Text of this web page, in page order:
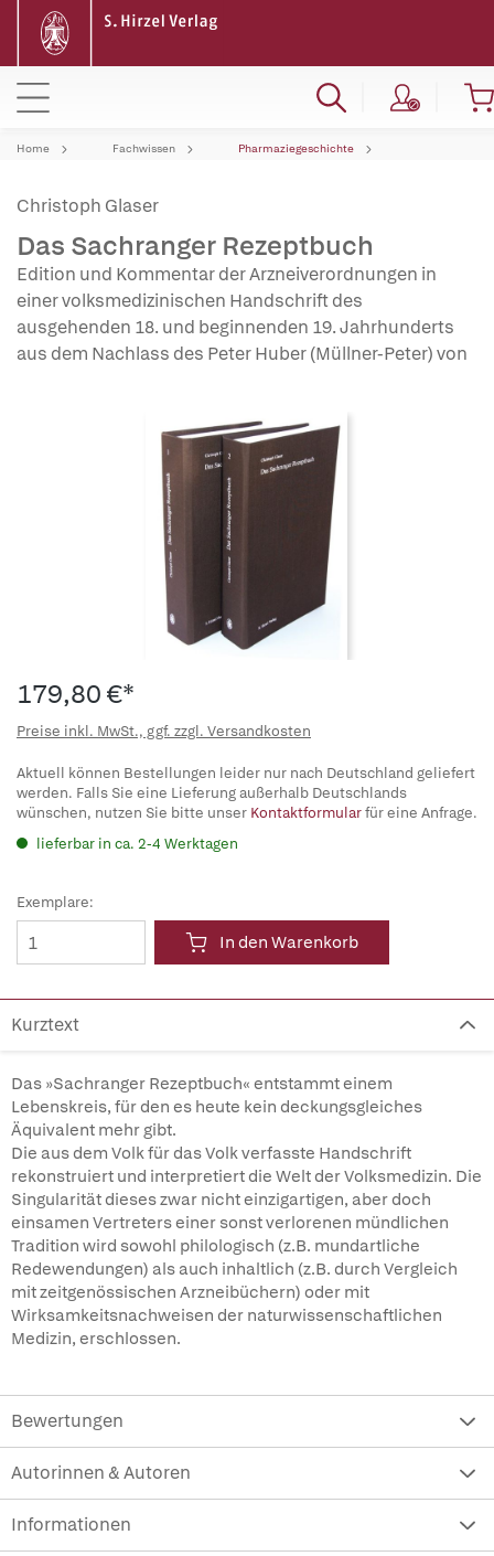
Home Fachwissen Pharmaziegeschichte
Christoph Glaser
Das Sachranger Rezeptbuch
Edition und Kommentar der Arzneiverordnungen in
einer volksmedizinischen Handschrift des
ausgehenden 18. und beginnenden 19. Jahrhunderts
aus dem Nachlass des Peter Huber (Müllner-Peter) von
179,80 €*
Preise inkl. MwSt., ggf. zzgl. Versandkosten
Aktuell können Bestellungen leider nur nach Deutschland geliefert
werden. Falls Sie eine Lieferung außerhalb Deutschlands
wünschen, nutzen Sie bitte unser Kontaktformularfür eine Anfrage.
lieferbar in ca. 2-4 Werktagen
Exemplare:
In den Warenkorb
Kurztext
Das »Sachranger Rezeptbuch« entstammt einem
Lebenskreis, für den es heute kein deckungsgleiches
Äquivalent mehr gibt.
Die aus dem Volk für das Volk verfasste Handschrift
rekonstruiert und interpretiert die Welt der Volksmedizin. Die
Singularität dieses zwar nicht einzigartigen, aber doch
einsamen Vertreters einer sonst verlorenen mündlichen
Tradition wird sowohl philologisch (z.B. mundartliche
Redewendungen) als auch inhaltlich (z.B. durch Vergleich
mit zeitgenössischen Arzneibüchern) oder mit
Wirksamkeitsnachweisen der naturwissenschaftlichen
Medizin, erschlossen.
Bewertungen
Autorinnen & Autoren
Informationen